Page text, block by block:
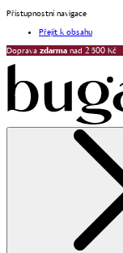
Přístupnostní navigace
Přejít k obsahu
Doprava zdarma nad 2 500 Kč